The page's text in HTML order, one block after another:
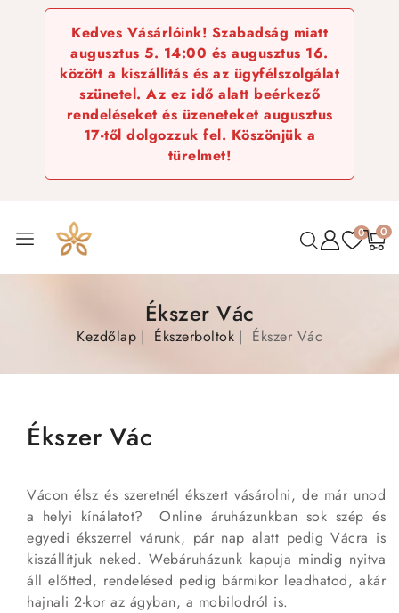
Kedves Vásárlóink! Szabadság miatt
augusztus 5. 14:00 és augusztus 16.
között a kiszállítás és az ügyfélszolgálat
szünetel. Az ez idő alatt beérkező
rendeléseket és üzeneteket augusztus
17-től dolgozzuk fel. Köszönjük a
türelmet!
0 0
Ékszer Vác
Kezdőlap Ékszerboltok Ékszer Vác
Ékszer Vác
Vácon élsz és szeretnél ékszert vásárolni, de már unod
a helyi kínálatot? Online áruházunkban sok szép és
egyedi ékszerrel várunk, pár nap alatt pedig Vácra is
kiszállítjuk neked. Webáruházunk kapuja mindig nyitva
áll előtted, rendelésed pedig bármikor leadhatod, akár
hajnali 2-kor az ágyban, a mobilodról is.